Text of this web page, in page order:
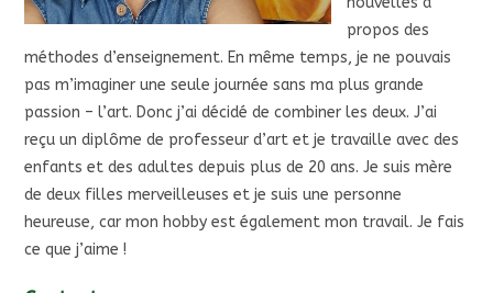
propos des
méthodes d’enseignement. En même temps, je ne pouvais
pas m’imaginer une seule journée sans ma plus grande
passion – l’art. Donc j’ai décidé de combiner les deux. J’ai
reçu un diplôme de professeur d’art et je travaille avec des
enfants et des adultes depuis plus de 20 ans. Je suis mère
de deux filles merveilleuses et je suis une personne
heureuse, car mon hobby est également mon travail. Je fais
ce que j’aime !